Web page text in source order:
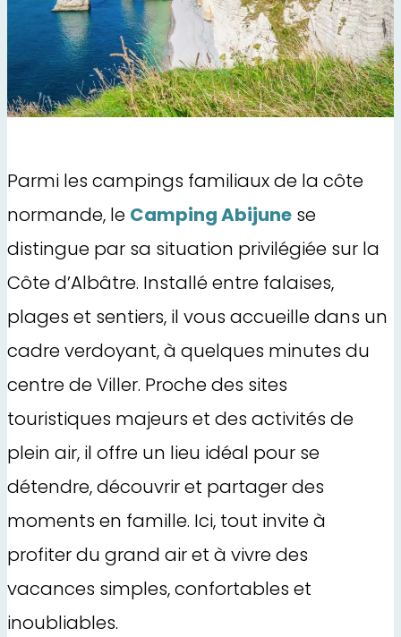
Parmi les campings familiaux de la côte
normande, le Camping Abijune se
distingue par sa situation privilégiée sur la
Côte d’Albâtre. Installé entre falaises,
plages et sentiers, il vous accueille dans un
cadre verdoyant, à quelques minutes du
centre de Viller. Proche des sites
touristiques majeurs et des activités de
plein air, il offre un lieu idéal pour se
détendre, découvrir et partager des
moments en famille. Ici, tout invite à
profiter du grand air et à vivre des
vacances simples, confortables et
inoubliables.